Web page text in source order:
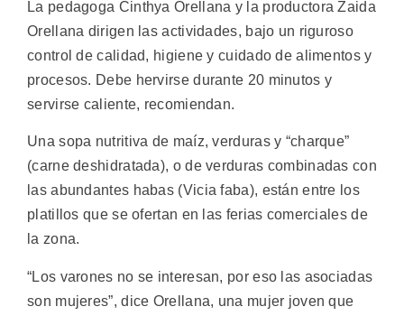
La pedagoga Cinthya Orellana y la productora Zaida
Orellana dirigen las actividades, bajo un riguroso
control de calidad, higiene y cuidado de alimentos y
procesos. Debe hervirse durante 20 minutos y
servirse caliente, recomiendan.
Una sopa nutritiva de maíz, verduras y “charque”
(carne deshidratada), o de verduras combinadas con
las abundantes habas (Vicia faba), están entre los
platillos que se ofertan en las ferias comerciales de
la zona.
“Los varones no se interesan, por eso las asociadas
son mujeres”, dice Orellana, una mujer joven que